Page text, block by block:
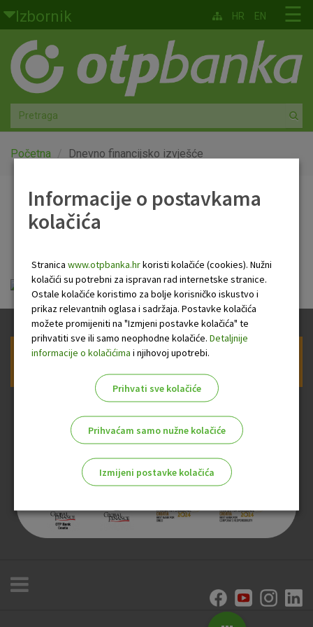
Skoči na glavni sadržaj
Izbornik
Građani
Privatno bankarstvo
Agro
Mala poduzeća i obrtnici
Globalna tržišta
O nama
☰
HR EN
Početna Dnevno financijsko izvješće
Dnevno financijsko
Dnevno financijsko izvješće.pdf
Prijava na newsletter OTP banke
Informacije o postavkama
kolačića
Stranica www.otpbanka.hrkoristi kolačiće (cookies). Nužni
kolačići su potrebni za ispravan rad internetske stranice.
Ostale kolačiće koristimo za bolje korisničko iskustvo i
prikaz relevantnih oglasa i sadržaja. Postavke kolačića
možete promijeniti na "Izmjeni postavke kolačića" te
prihvatiti sve ili samo neophodne kolačiće. Detaljnije
informacije o kolačićima i njihovoj upotrebi.
Prihvati sve kolačiće
Prihvaćam samo nužne kolačiće
Izmijeni postavke kolačića
Nužni kolačići